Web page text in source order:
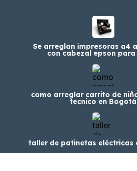
Se arreglan impresoras a4
con cabezal epson
como arreglar carrito de
tecnico en Bogotá
taller de patinetas eléctricas